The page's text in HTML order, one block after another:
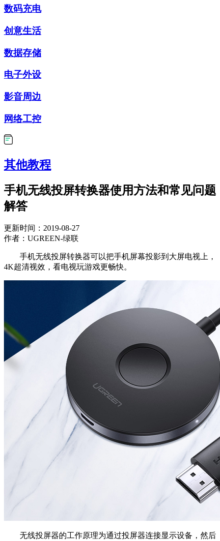
数码充电
创意生活
数据存储
电子外设
影音周边
网络工控
其他教程
手机无线投屏转换器使用方法和常见问题
解答
更新时间：2019-08-27
作者：UGREEN-绿联
手机无线投屏转换器可以把手机屏幕投影到大屏电视上，
4K超清视效，看电视玩游戏更畅快。
无线投屏器的工作原理为通过投屏器连接显示设备，然后